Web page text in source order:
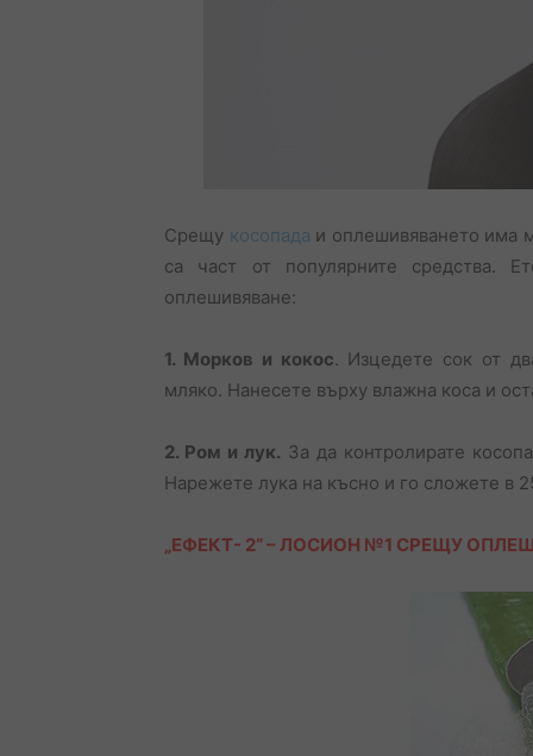
Срещу косопада и оплешивяването има
са част от популярните средства.
оплешивяване:
1. Морков и кокос. Изцедете сок от
мляко. Нанесете върху влажна коса и
2. Ром и лук. За да контролирате
Нарежете лука на късно и го сложете в
„ЕФЕКТ- 2“ – ЛОСИОН №1 СРЕЩУ